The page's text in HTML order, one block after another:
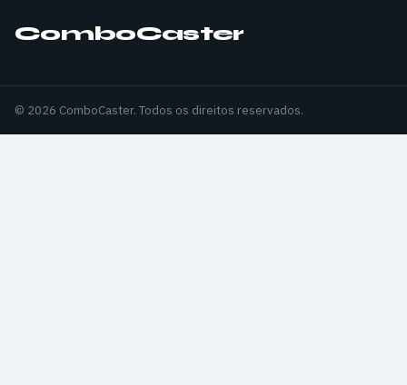
ComboCaster
© 2026 ComboCaster. Todos os direitos reservados.